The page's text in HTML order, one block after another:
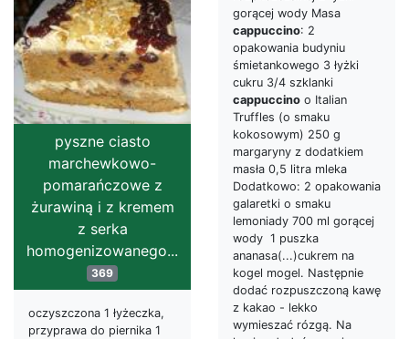
gorącej wody Masa
cappuccino: 2
opakowania budyniu
śmietankowego 3 łyżki
cukru 3/4 szklanki
cappuccino o Italian
Truffles (o smaku
kokosowym) 250 g
margaryny z dodatkiem
masła 0,5 litra mleka
Dodatkowo: 2 opakowania
galaretki o smaku
lemoniady 700 ml gorącej
wody 1 puszka
ananasa(...)cukrem na
kogel mogel. Następnie
dodać rozpuszczoną kawę
z kakao - lekko
wymieszać rózgą. Na
pyszne ciasto
marchewkowo-
pomarańczowe z
żurawiną i z kremem
z serka
homogenizowanego...
369
oczyszczona 1 łyżeczka,
przyprawa do piernika 1